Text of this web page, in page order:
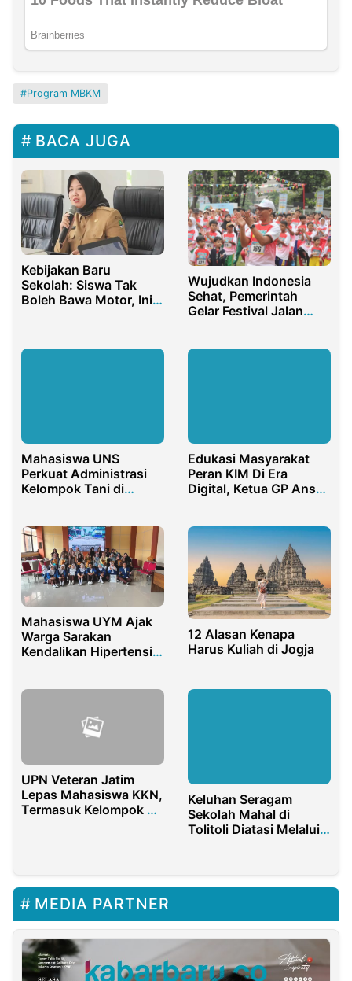
Program MBKM
BACA JUGA
Kebijakan Baru
Sekolah: Siswa Tak
Boleh Bawa Motor, Ini
Wujudkan Indonesia
Sehat, Pemerintah
Gelar Festival Jalan
Mahasiswa UNS
Perkuat Administrasi
Kelompok Tani di
Edukasi Masyarakat
Peran KIM Di Era
Digital, Ketua GP Ansor
Mahasiswa UYM Ajak
Warga Sarakan
Kendalikan Hipertensi
12 Alasan Kenapa
Harus Kuliah di Jogja
UPN Veteran Jatim
Lepas Mahasiswa KKN,
Termasuk Kelompok 23
Keluhan Seragam
Sekolah Mahal di
Tolitoli Diatasi Melalui
MEDIA PARTNER